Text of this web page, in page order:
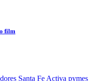
film
Santa Fe Activa pymes